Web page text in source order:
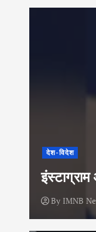
देश-विदेश
By IMNB